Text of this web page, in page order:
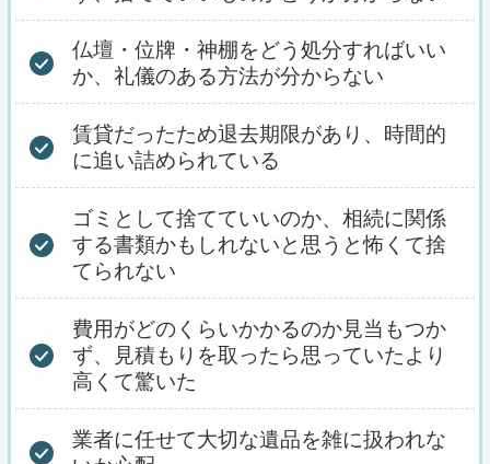
仏壇・位牌・神棚をどう処分すればいい
か、礼儀のある方法が分からない
賃貸だったため退去期限があり、時間的
に追い詰められている
ゴミとして捨てていいのか、相続に関係
する書類かもしれないと思うと怖くて捨
てられない
費用がどのくらいかかるのか見当もつか
ず、見積もりを取ったら思っていたより
高くて驚いた
業者に任せて大切な遺品を雑に扱われな